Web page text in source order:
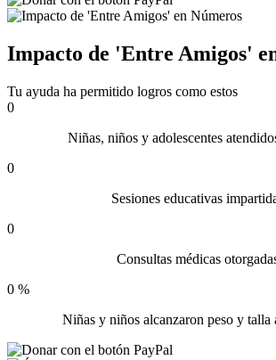
Impacto de 'Entre Amigos'
Tu ayuda ha permitido logros como estos
0
Niñas, niños y adolescentes
0
Sesiones educativas
0
Consultas médicas
0 %
Niñas y niños alcanzaron peso y talla